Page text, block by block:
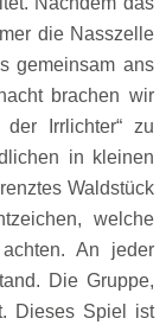
die Nasszelle
gemeinsam ans
brachen wir
Irrlichter“ zu
in kleinen
Waldstück
welche
An jeder
Die Gruppe,
Dieses Spiel ist